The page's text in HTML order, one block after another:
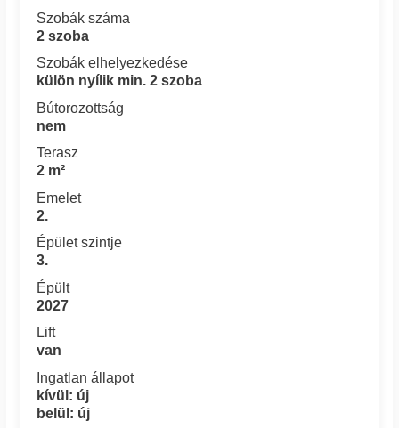
Szobák száma
2 szoba
Szobák elhelyezkedése
külön nyílik min. 2 szoba
Bútorozottság
nem
Terasz
2 m²
Emelet
2.
Épület szintje
3.
Épült
2027
Lift
van
Ingatlan állapot
kívül: új
belül: új